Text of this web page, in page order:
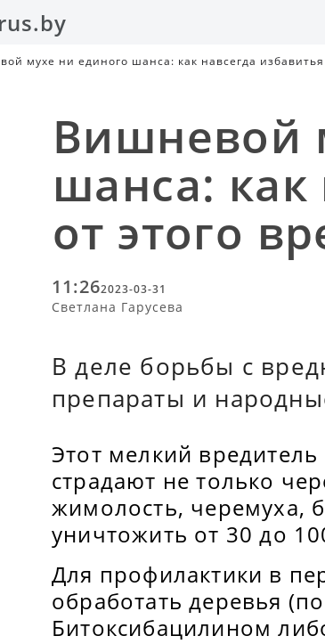
мухе ни единого шанса: как навсегда избавитья
Вишневой
шанса: как
от этого
11:262023-03-31
Светлана Гарусева
В деле борьбы с
препараты и
Этот мелкий
страдают не только
жимолость, черемуха,
уничтожить от 30 до
Для профилактики в
обработать деревья
Битоксибацилином